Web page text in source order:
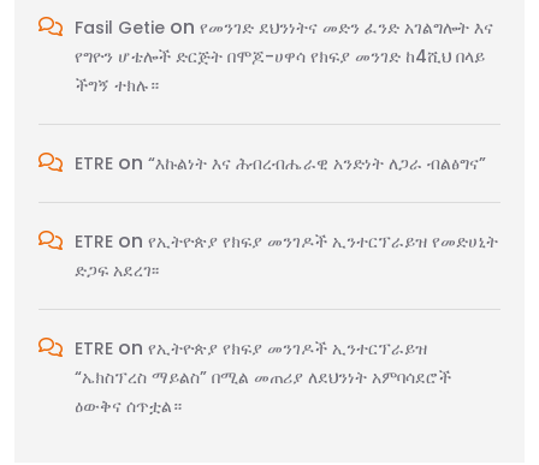
Fasil Getie on የመንገድ ደህንነትና መድን ፈንድ አገልግሎት እና
የግዮን ሆቴሎች ድርጅት በሞጆ-ሀዋሳ የክፍያ መንገድ ከ4ሺህ በላይ
ችግኝ ተክሉ።
ETRE on “እኩልነት እና ሕብረብሔራዊ አንድነት ለጋራ ብልፅግና”
ETRE on የኢትዮጵያ የክፍያ መንገዶች ኢንተርፕራይዝ የመድሀኒት
ድጋፍ አደረገ፡፡
ETRE on የኢትዮጵያ የክፍያ መንገዶች ኢንተርፕራይዝ
“ኤክስፕረስ ማይልስ” በሚል መጠሪያ ለደህንነት አምባሳደሮች
ዕውቅና ሰጥቷል።